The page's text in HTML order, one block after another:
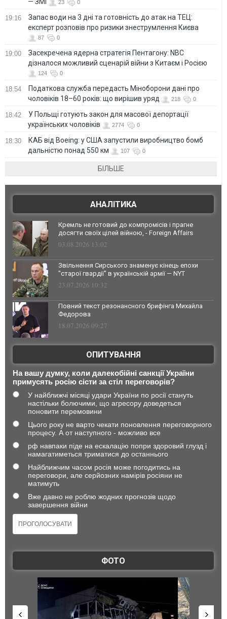
23 0
19:16
Запас води на 3 дні та готовність до атак на ТЕЦ:
експерт розповів про ризики знеструмлення Києва
87 0
19:00
Засекречена ядерна стратегія Пентагону: NBC
дізналося можливий сценарій війни з Китаєм і Росією
124 0
18:54
Податкова служба передасть Міноборони дані про
чоловіків 18–60 років: що вирішив уряд
218 0
18:42
У Польщі готують закон для масової депортації
українських чоловіків
2774 0
18:30
КАБ від Boeing: у США запустили виробництво бомб
дальністю понад 550 км
107 0
БІЛЬШЕ
АНАЛІТИКА
Кремль не готовий до компромісів і прагне
досягти своїх цілей війною, - Foreign Affairs
03.08.2026 13:02
Звільнення Сирського знаменує кінець епохи
"старої гвардії" в українській армії — NYT
23.07.2026 10:32
Повний текст резонансного брифінга Михайла
Федорова
18.07.2026 09:27
ОПИТУВАННЯ
На вашу думку, коли далекобійні санкції України
примусять росію сісти за стіл переговорів?
У найближчі місяці удари України по росії стануть
настільки болючими, що агресору доведеться
поновити перемовини
Цього року не варто чекати поновлення переговорного
процесу. А от наступного - можливо все
рф навпаки піде на ескалацію попри здоровий глузд і
намагатиметься триматися до останнього
Найближчим часом росія може погодитись на
переговори, але серйозних намірів росіяни не
матимуть
Вже давно не роблю жодних прогнозів щодо
завершення війни
ФОТО